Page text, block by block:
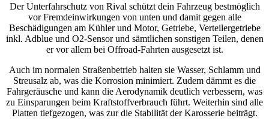
Der Unterfahrschutz von Rival schützt dein Fahrzeug bestmöglich
vor Fremdeinwirkungen von unten und damit gegen alle
Beschädigungen am Kühler und Motor, Getriebe, Verteilergetriebe
inkl. Adblue und O2-Sensor und sämtlichen sonstigen Teilen, denen
er vor allem bei Offroad-Fahrten ausgesetzt ist.
Auch im normalen Straßenbetrieb halten sie Wasser, Schlamm und
Streusalz ab, was die Korrosion minimiert. Zudem dämmt es die
Fahrgeräusche und kann die Aerodynamik deutlich verbessern, was
zu Einsparungen beim Kraftstoffverbrauch führt. Weiterhin sind alle
Platten tiefgezogen, was zur die Stabilität der Karosserie beiträgt.